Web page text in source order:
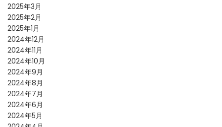
2025年3月
2025年2月
2025年1月
2024年12月
2024年11月
2024年10月
2024年9月
2024年8月
2024年7月
2024年6月
2024年5月